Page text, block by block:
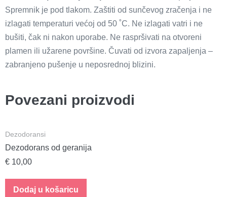
Spremnik je pod tlakom. Zaštiti od sunčevog zračenja i ne
izlagati temperaturi većoj od 50 ˚C. Ne izlagati vatri i ne
bušiti, čak ni nakon uporabe. Ne raspršivati na otvoreni
plamen ili užarene površine. Čuvati od izvora zapaljenja –
zabranjeno pušenje u neposrednoj blizini.
Povezani proizvodi
Dezodoransi
Dezodorans od geranija
€ 10,00
Dodaj u košaricu